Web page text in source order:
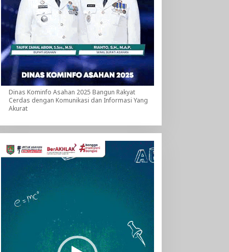
Dinas Kominfo Asahan 2025 Bangun Rakyat
Cerdas dengan Komunikasi dan Informasi Yang
Akurat
Pemutar
Video